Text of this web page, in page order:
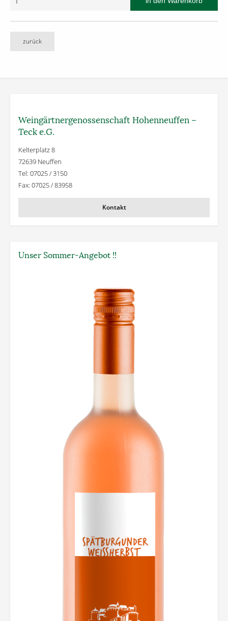
zurück
Weingärtner­genossenschaft Hohenneuffen –
Teck e.G.
Kelterplatz 8
72639 Neuffen
Tel: 07025 / 3150
Fax: 07025 / 83958
Kontakt
Unser Sommer-Angebot !!